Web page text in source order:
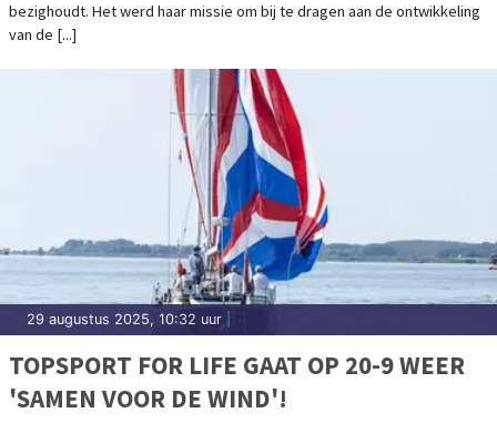
bezighoudt. Het werd haar missie om bij te dragen aan de ontwikkeling
van de [...]
29 augustus 2025, 10:32 uur
TOPSPORT FOR LIFE GAAT OP 20-9 WEER
'SAMEN VOOR DE WIND'!